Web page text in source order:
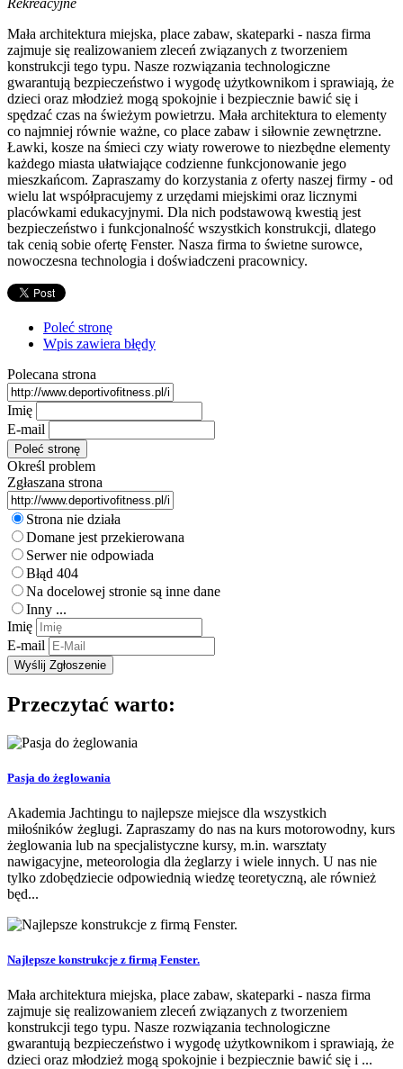
Mała architektura miejska, place zabaw, skateparki - nasza firma
zajmuje się realizowaniem zleceń związanych z tworzeniem
konstrukcji tego typu. Nasze rozwiązania technologiczne
gwarantują bezpieczeństwo i wygodę użytkownikom i sprawiają, że
dzieci oraz młodzież mogą spokojnie i bezpiecznie bawić się i
spędzać czas na świeżym powietrzu. Mała architektura to elementy
co najmniej równie ważne, co place zabaw i siłownie zewnętrzne.
Ławki, kosze na śmieci czy wiaty rowerowe to niezbędne elementy
każdego miasta ułatwiające codzienne funkcjonowanie jego
mieszkańcom. Zapraszamy do korzystania z oferty naszej firmy - od
wielu lat współpracujemy z urzędami miejskimi oraz licznymi
placówkami edukacyjnymi. Dla nich podstawową kwestią jest
bezpieczeństwo i funkcjonalność wszystkich konstrukcji, dlatego
tak cenią sobie ofertę Fenster. Nasza firma to świetne surowce,
nowoczesna technologia i doświadczeni pracownicy.
Poleć stronę
Wpis zawiera błędy
Polecana strona
Imię
E-mail
Określ problem
Zgłaszana strona
Strona nie działa
Domane jest przekierowana
Serwer nie odpowiada
Błąd 404
Na docelowej stronie są inne dane
Inny ...
Imię
E-mail
Przeczytać warto:
Pasja do żeglowania
Akademia Jachtingu to najlepsze miejsce dla wszystkich
miłośników żeglugi. Zapraszamy do nas na kurs motorowodny, kurs
żeglowania lub na specjalistyczne kursy, m.in. warsztaty
nawigacyjne, meteorologia dla żeglarzy i wiele innych. U nas nie
tylko zdobędziecie odpowiednią wiedzę teoretyczną, ale również
będ...
Najlepsze konstrukcje z firmą Fenster.
Mała architektura miejska, place zabaw, skateparki - nasza firma
zajmuje się realizowaniem zleceń związanych z tworzeniem
konstrukcji tego typu. Nasze rozwiązania technologiczne
gwarantują bezpieczeństwo i wygodę użytkownikom i sprawiają, że
dzieci oraz młodzież mogą spokojnie i bezpiecznie bawić się i ...